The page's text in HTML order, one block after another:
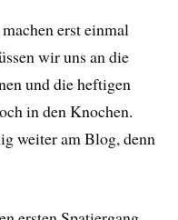
erst einmal
wir uns an die
und die heftigen
in den Knochen.
weiter am Blog, denn